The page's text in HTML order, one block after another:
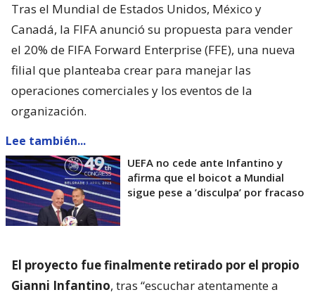
Tras el Mundial de Estados Unidos, México y
Canadá, la FIFA anunció su propuesta para vender
el 20% de FIFA Forward Enterprise (FFE), una nueva
filial que planteaba crear para manejar las
operaciones comerciales y los eventos de la
organización.
Lee también...
UEFA no cede ante Infantino y
afirma que el boicot a Mundial
sigue pese a ’disculpa’ por fracaso
El proyecto fue finalmente retirado por el propio
Gianni Infantino, tras “escuchar atentamente a